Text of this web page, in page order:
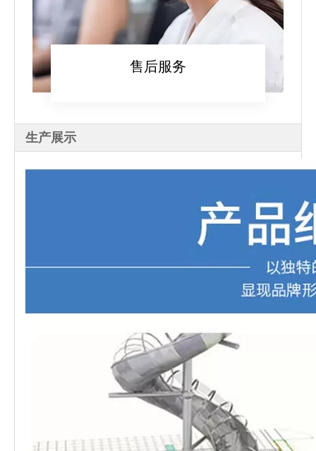
售后服务
生产展示